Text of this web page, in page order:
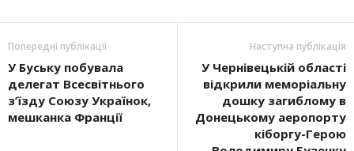
Попередні публікації
У Буську побувала
делегат Всесвітнього
з’їзду Союзу Українок,
мешканка Франції
Наступна публікація
У Чернівецькій області
відкрили меморіальну
дошку загиблому в
Донецькому аеропорту
кіборгу-Герою